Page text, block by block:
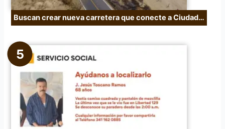
Buscan crear nueva carretera que conecte a Ciudad…